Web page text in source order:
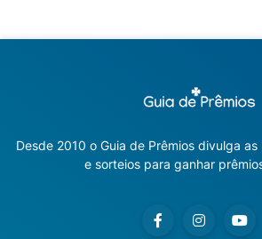
Desde 2010 o Guia de Prêmios divulga
e sorteios para ganhar